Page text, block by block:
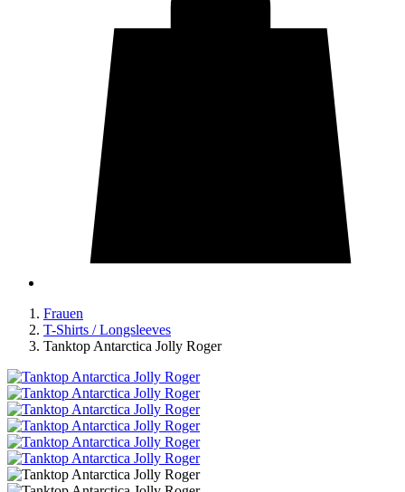
Frauen
T-Shirts / Longsleeves
Tanktop Antarctica Jolly Roger